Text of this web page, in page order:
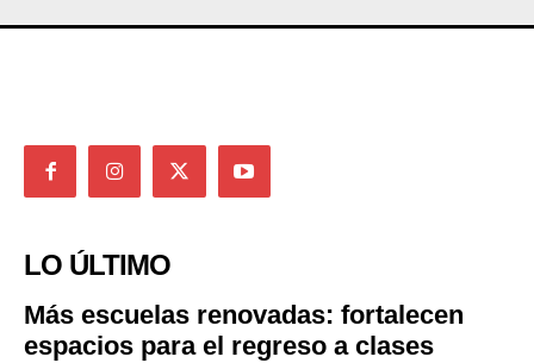
LO ÚLTIMO
Más escuelas renovadas: fortalecen
espacios para el regreso a clases